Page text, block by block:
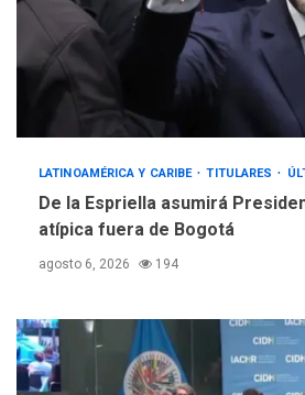
LATINOAMÉRICA Y CARIBE TITULARES
De la Espriella asumirá
atípica fuera de Bogotá
agosto 6, 2026 194